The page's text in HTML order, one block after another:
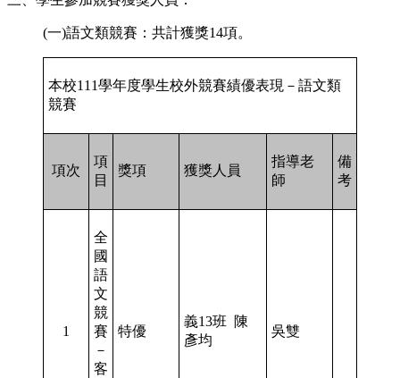
(一)語文類競賽：共計獲獎14項。
本校111學年度學生校外競賽績優表現－語文類
競賽
項次
項
目
獎項 獲獎人員
指導老
師
備
考
1
全
國
語
文
競
賽
－
客
特優
義13班 陳
彥均
吳雙